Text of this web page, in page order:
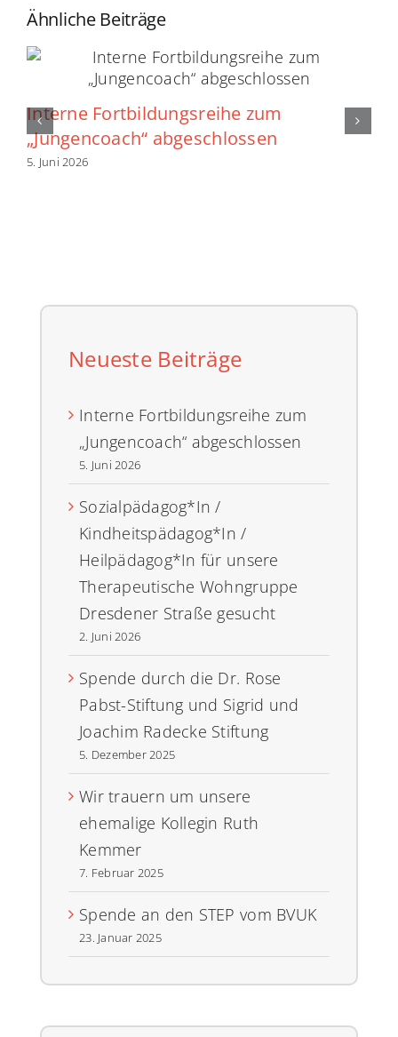
Ähnliche Beiträge
Interne Fortbildungsreihe zum
„Jungencoach“ abgeschlossen
5. Juni 2026
Neueste Beiträge
Interne Fortbildungsreihe zum
„Jungencoach“ abgeschlossen
5. Juni 2026
Sozialpädagog*In /
Kindheitspädagog*In /
Heilpädagog*In für unsere
Therapeutische Wohngruppe
Dresdener Straße gesucht
2. Juni 2026
Spende durch die Dr. Rose
Pabst-Stiftung und Sigrid und
Joachim Radecke Stiftung
5. Dezember 2025
Wir trauern um unsere
ehemalige Kollegin Ruth
Kemmer
7. Februar 2025
Spende an den STEP vom BVUK
23. Januar 2025